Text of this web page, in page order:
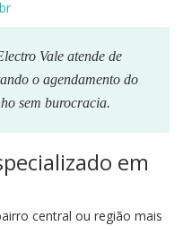
Vale atende de
o agendamento do
sem burocracia.
em
central ou região mais